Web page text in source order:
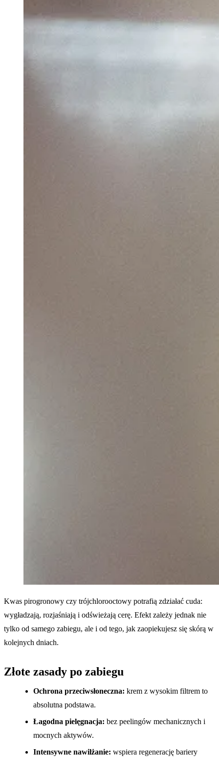
Kwas pirogronowy czy trójchlorooctowy potrafią zdziałać cuda:
wygładzają, rozjaśniają i odświeżają cerę. Efekt zależy jednak nie
tylko od samego zabiegu, ale i od tego, jak zaopiekujesz się skórą w
kolejnych dniach.
Złote zasady po zabiegu
Ochrona przeciwsłoneczna: krem z wysokim filtrem to
absolutna podstawa.
Łagodna pielęgnacja: bez peelingów mechanicznych i
mocnych aktywów.
Intensywne nawilżanie: wspiera regenerację bariery